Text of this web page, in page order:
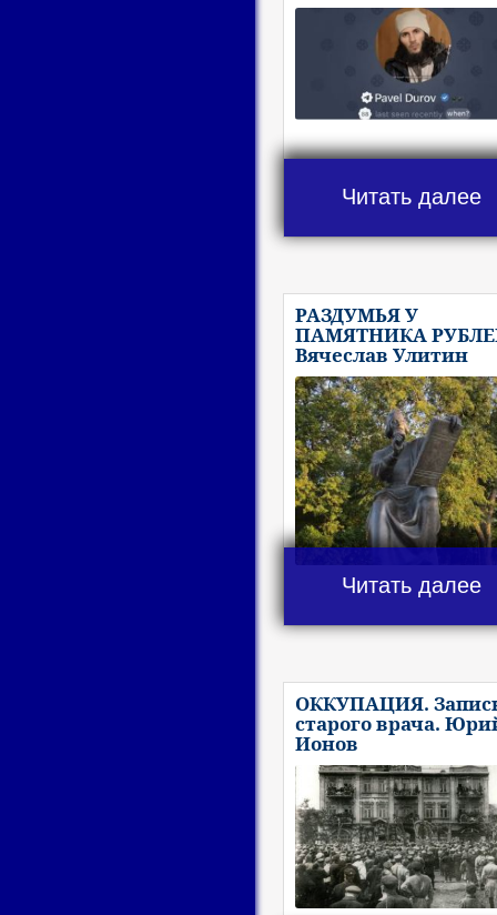
Читать далее
РАЗДУМЬЯ У
ПАМЯТНИКА
Вячеслав Улитин
Читать далее
ОККУПАЦИЯ.
старого врача.
Ионов